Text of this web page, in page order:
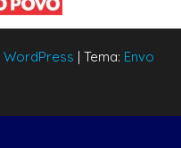
WordPress | Tema: Envo